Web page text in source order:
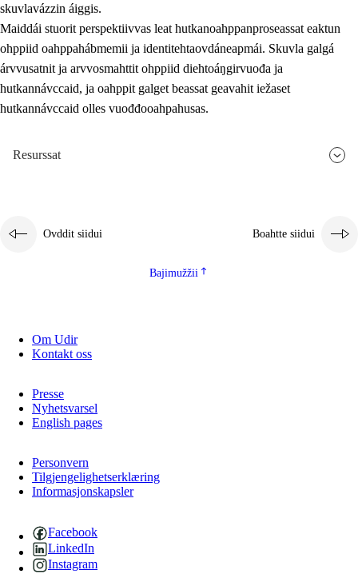
skuvlavázzin áiggis.
Maiddái stuorit perspektiivvas leat hutkanoahppanproseassat eaktun
ohppiid oahppahábmemii ja identitehtaovdáneapmái. Skuvla galgá
árvvusatnit ja arvvosmahttit ohppiid diehtoáŋgirvuođa ja
hutkannávccaid, ja oahppit galget beassat geavahit iežaset
hutkannávccaid olles vuođđooahpahusas.
Resurssat
Ovddit siidui Boahtte siidui
Bajimužžii
Om Udir
Kontakt oss
Presse
Nyhetsvarsel
English pages
Personvern
Tilgjengelighetserklæring
Informasjonskapsler
Facebook
LinkedIn
Instagram